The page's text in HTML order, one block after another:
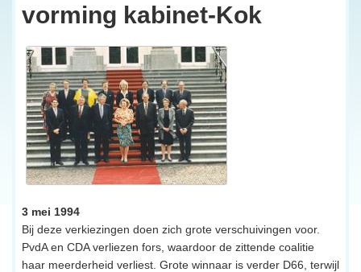
vorming kabinet-Kok
3 mei 1994
Bij deze verkiezingen doen zich grote verschuivingen voor.
PvdA en CDA verliezen fors, waardoor de zittende coalitie
haar meerderheid verliest. Grote winnaar is verder D66, terwijl